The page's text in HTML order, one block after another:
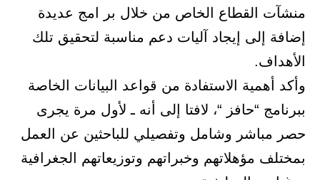
منشآت القطاع الخاص من خلال بر امج عديدة
إضافة إلى إيجاد آليات دعم مناسبة لتحقيق تلك
الأهداف.
وأكد أهمية الاستفادة من قواعد البيانات الخاصة
ببرنامج “حافز “، لافتا إلى أنه ـ لأول مرة يجرى
حصر مباشر وشامل وتفصيلي للباحثين عن العمل
بمختلف مؤهلاتهم وخبراتهم وتوزيعاتهم الجغرافية